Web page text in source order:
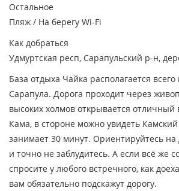
Остальное
Пляж / На берегу Wi-Fi
Как добраться
Удмуртская респ, Сарапульский р-н,
База отдыха Чайка располагается всего
Сарапула. Дорога проходит через
высоких холмов открывается отличный
Кама, в стороне можно увидеть
занимает 30 минут. Ориентируйтесь
и точно не заблудитесь. А если всё же
спросите у любого встречного, как
вам обязательно подскажут дорогу.